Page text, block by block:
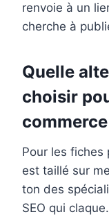
renvoie à un
cherche à
Quelle
choisir
Pour les fiches
est taillé sur
ton des
SEO qui